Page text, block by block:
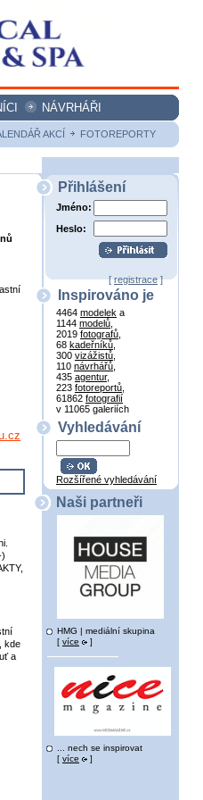
NÁVRHÁŘI
AKCÍ FOTOREPORTY
kde
a
Přihlášení
Jméno:
Heslo:
[registrace]
Inspirováno je
4464 modelek a
1144 modelů
2019 fotografů
68 kadeřníků
300 vizážistů
110 návrhářů
435 agentur,
223 fotoreportů
61862 fotografií
v 11065 galeriích
Vyhledávání
Rozšířené vyhledávání
Naši partneři
HMG | mediální skupina
[ více ]
... nech se inspirovat
[ více ]